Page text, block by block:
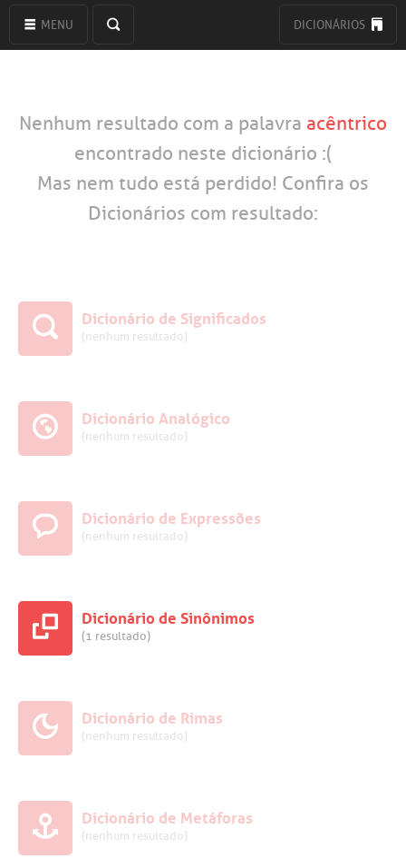
MENU DICIONÁRIOS
Nenhum resultado com a palavra acêntrico
encontrado neste dicionário :(
Mas nem tudo está perdido! Confira os
Dicionários com resultado:
Dicionário de Significados
(nenhum resultado)
Dicionário Analógico
(nenhum resultado)
Dicionário de Expressões
(nenhum resultado)
Dicionário de Sinônimos
(1 resultado)
Dicionário de Rimas
(nenhum resultado)
Dicionário de Metáforas
(nenhum resultado)